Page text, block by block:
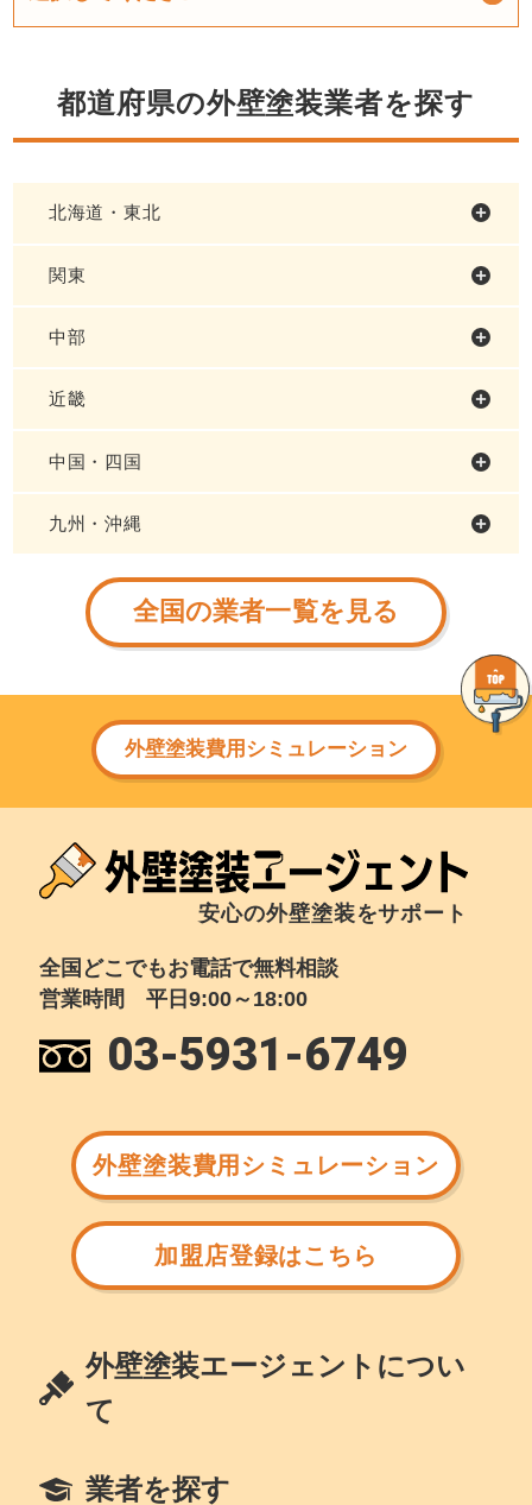
都道府県の外壁塗装業者を探す
北海道・東北
関東
中部
近畿
中国・四国
九州・沖縄
全国の業者一覧を見る
外壁塗装費用シミュレーション
安心の外壁塗装をサポート
全国どこでもお電話で無料相談
営業時間 平日9:00～18:00
03-5931-6749
外壁塗装費用シミュレーション
加盟店登録はこちら
外壁塗装エージェントについ
て
業者を探す